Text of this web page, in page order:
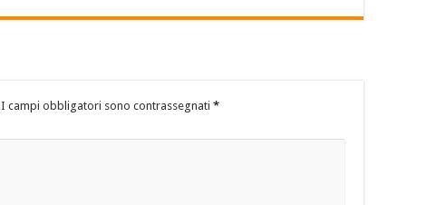
I campi obbligatori sono contrassegnati *